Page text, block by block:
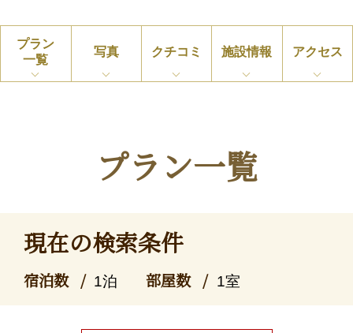
プラン
一覧
写真 クチコミ 施設情報 アクセス
プラン一覧
現在の検索条件
宿泊数 1泊 部屋数 1室